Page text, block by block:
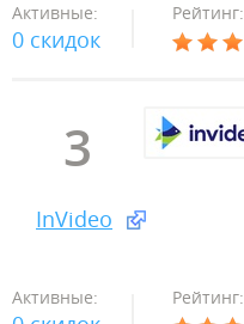
Активные:
0 скидок
Рейтинг:
3
InVideo
Активные: Рейтинг: